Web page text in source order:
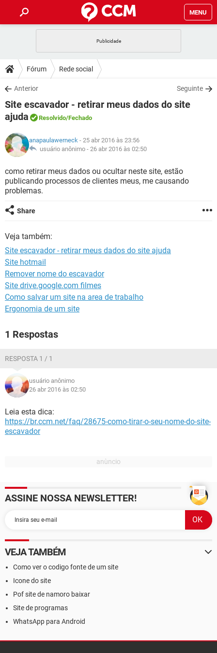
MENU
CELULAR
OUTLOOK
INSTAGRAM GMAIL
GUIA DE COMPRAS
DICAS
JOGOS
OUTLOOK
GUIA DE COMPRAS
DOWNLOADS
JOGOS WHATSAPP
CELULAR
OUTLOOK EXCEL
INSTAGRAM
GUIA DE COMPRAS
FÓRUM
CELULAR FACEBOOK
INSTAGRAM GMAIL
GLOSSÁRIO
JOGOS
CELULAR FACEBOOK
OUTLOOK
INSTAGRAM
Fórum Rede social
Anterior Seguinte
Site escavador - retirar meus dados do site
ajuda
Resolvido/Fechado
anapaulawerneck - 25 abr 2016 às 23:56
usuário anônimo - 26 abr 2016 às 02:50
como retirar meus dados ou ocultar neste site, estão
publicando processos de clientes meus, me causando
problemas.
Share
Veja também:
Site escavador - retirar meus dados do site ajuda
Site hotmail
Remover nome do escavador
Site drive.google.com filmes
Como salvar um site na area de trabalho
Ergonomia de um site
1 Respostas
RESPOSTA 1 / 1
usuário anônimo
26 abr 2016 às 02:50
Leia esta dica:
https://br.ccm.net/faq/28675-como-tirar-o-seu-nome-do-site-
escavador
ASSINE NOSSA NEWSLETTER!
VEJA TAMBÉM
Como ver o codigo fonte de um site
Icone do site
Pof site de namoro baixar
Site de programas
WhatsApp para Android